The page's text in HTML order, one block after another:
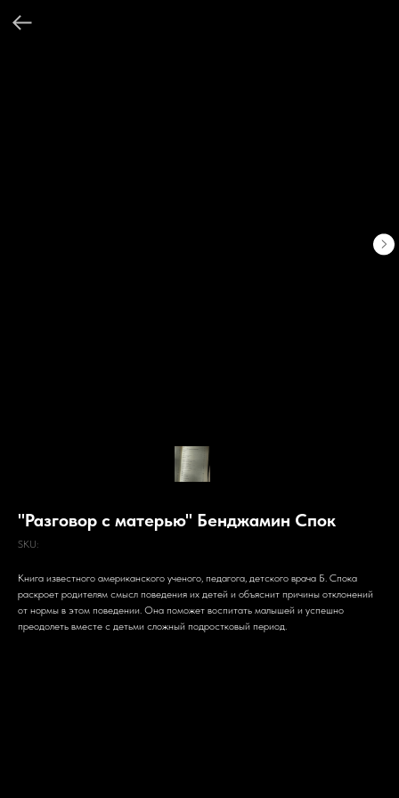
"Разговор с матерью" Бенджамин Спок
SKU:
Книга известного американского ученого, педагога, детского врача Б. Спока
раскроет родителям смысл поведения их детей и объяснит причины отклонений
от нормы в этом поведении. Она поможет воспитать малышей и успешно
преодолеть вместе с детьми сложный подростковый период.